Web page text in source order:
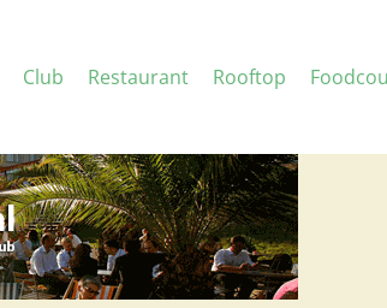
Club Restaurant Rooftop